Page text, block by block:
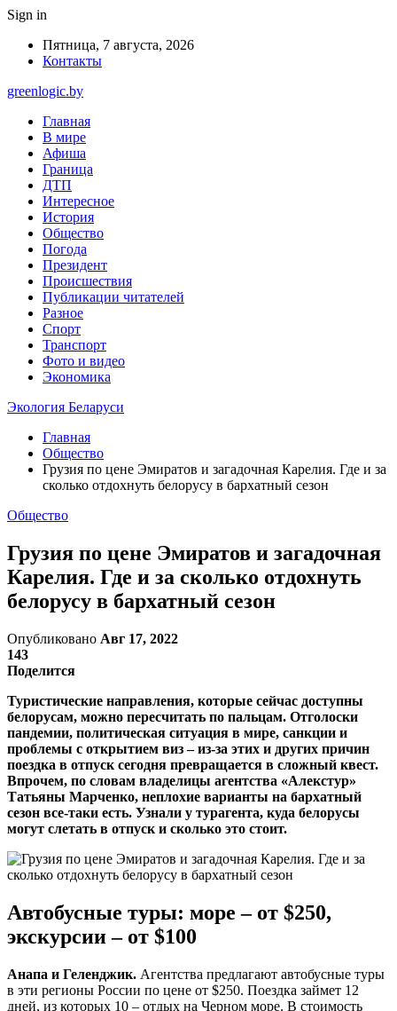
Sign in
Пятница, 7 августа, 2026
Контакты
greenlogic.by
Главная
В мире
Афиша
Граница
ДТП
Интересное
История
Общество
Погода
Президент
Происшествия
Публикации читателей
Разное
Спорт
Транспорт
Фото и видео
Экономика
Экология Беларуси
Главная
Общество
Грузия по цене Эмиратов и загадочная Карелия. Где и за
сколько отдохнуть белорусу в бархатный сезон
Общество
Грузия по цене Эмиратов и загадочная
Карелия. Где и за сколько отдохнуть
белорусу в бархатный сезон
Опубликовано Авг 17, 2022
143
Поделится
Туристические направления, которые сейчас доступны
белорусам, можно пересчитать по пальцам. Отголоски
пандемии, политическая ситуация в мире, санкции и
проблемы с открытием виз – из-за этих и других причин
поездка в отпуск сегодня превращается в сложный квест.
Впрочем, по словам владелицы агентства «Алекстур»
Татьяны Марченко, неплохие варианты на бархатный
сезон все-таки есть. Узнали у турагента, куда белорусы
могут слетать в отпуск и сколько это стоит.
Автобусные туры: море – от $250,
экскурсии – от $100
Анапа и Геленджик. Агентства предлагают автобусные туры
в эти регионы России по цене от $250. Поездка займет 12
дней, из которых 10 – отдых на Черном море. В стоимость